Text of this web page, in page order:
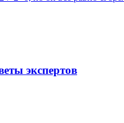
экспертов